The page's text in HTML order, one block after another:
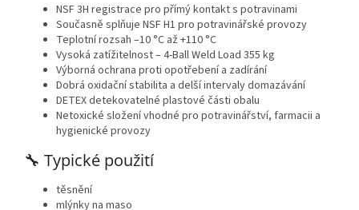
NSF 3H registrace pro přímý kontakt s potravinami
Současně splňuje NSF H1 pro potravinářské provozy
Teplotní rozsah –10 °C až +110 °C
Vysoká zatížitelnost – 4-Ball Weld Load 355 kg
Výborná ochrana proti opotřebení a zadírání
Dobrá oxidační stabilita a delší intervaly domazávání
DETEX detekovatelné plastové části obalu
Netoxické složení vhodné pro potravinářství, farmacii a
hygienické provozy
🔧 Typické použití
těsnění
mlýnky na maso